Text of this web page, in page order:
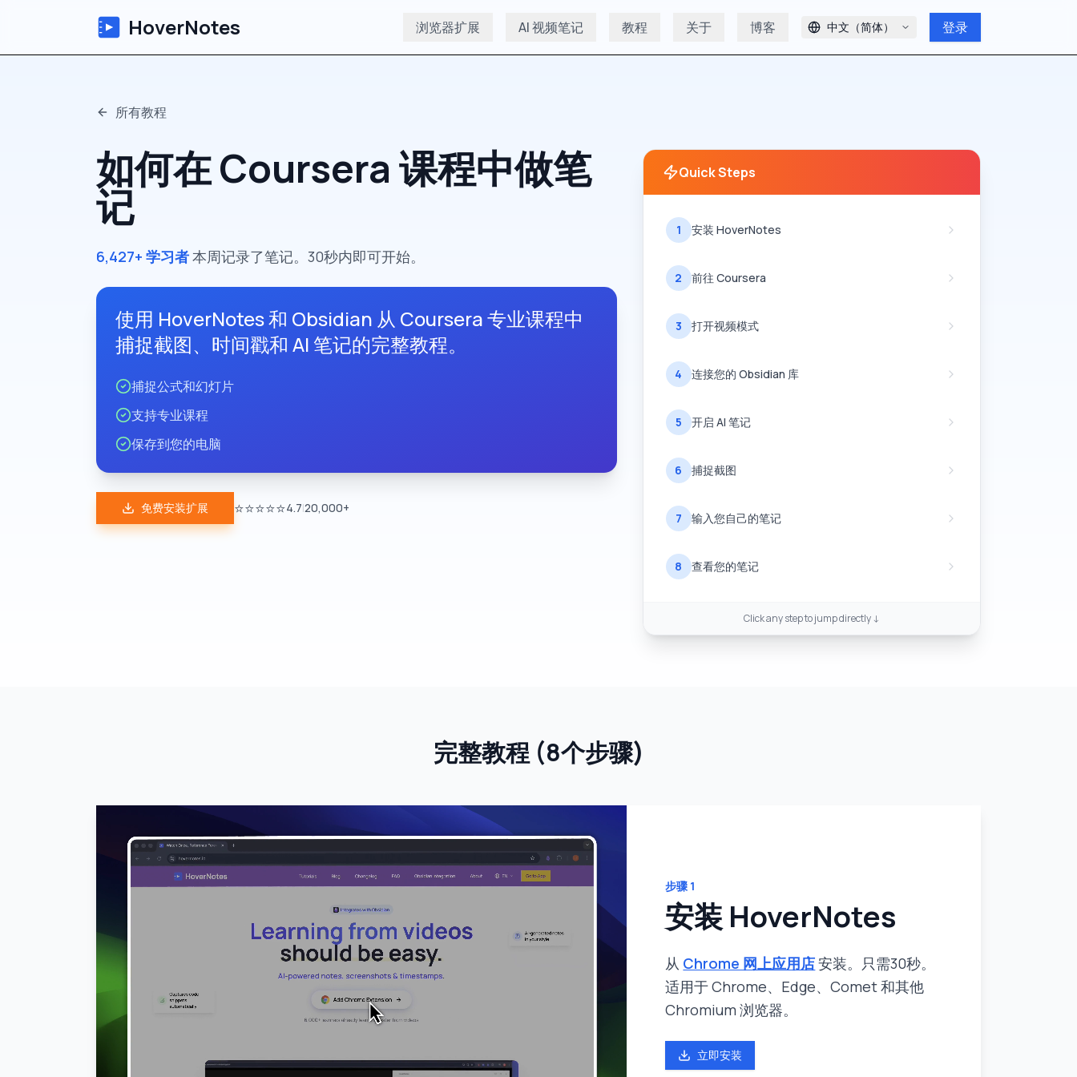
HoverNotes 浏览器扩展 AI 视频笔记 教程 关于 博客 中文（简体） 登录
所有教程
如何在 Coursera 课程中做笔
记
6,427+ 学习者本周记录了笔记。30秒内即可开始。
使用 HoverNotes 和 Obsidian 从 Coursera 专业课程中
捕捉截图、时间戳和 AI 笔记的完整教程。
捕捉公式和幻灯片
支持专业课程
保存到您的电脑
免费安装扩展 ⭐⭐⭐⭐⭐4.7|20,000+
Quick Steps
1 安装 HoverNotes
2 前往 Coursera
3 打开视频模式
4 连接您的 Obsidian 库
5 开启 AI 笔记
6 捕捉截图
7 输入您自己的笔记
8 查看您的笔记
Click any step to jump directly ↓
完整教程 (8个步骤)
步骤 1
安装 HoverNotes
从 Chrome 网上应用店安装。只需30秒。
适用于 Chrome、Edge、Comet 和其他
Chromium 浏览器。
立即安装